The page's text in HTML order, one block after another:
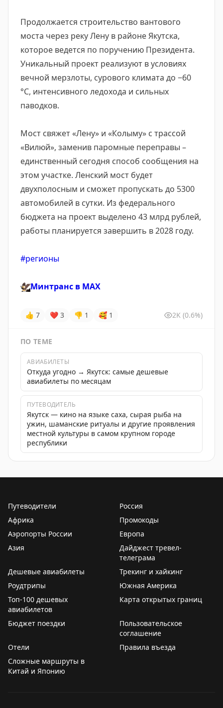
Продолжается строительство вантового
моста через реку Лену в районе Якутска,
которое ведется по поручению Президента.
Уникальный проект реализуют в условиях
вечной мерзлоты, сурового климата до −60
°C, интенсивного ледохода и сильных
паводков.
Мост свяжет «Лену» и «Колыму» с трассой
«Вилюй», заменив паромные переправы –
единственный сегодня способ сообщения на
этом участке. Ленский мост будет
двухполосным и сможет пропускать до 5300
автомобилей в сутки. Из федерального
бюджета на проект выделено 43 млрд рублей,
работы планируется завершить в 2028 году.
#регионы
🦅Минтранс в MAX
👍 7 ❤ 3 👎 1 🥰 1 2K (0.6%)
ПО ТЕМЕ
АВИАБИЛЕТЫ
Откуда угодно → Якутск: самые дешевые
авиабилеты по месяцам
ПУТЕВОДИТЕЛЬ
Якутск — кино на языке саха, сырая рыба на
ужин, шаманские ритуалы и другие проявления
местной культуры в самом крупном городе
республики
Путеводители
Россия
Африка
Промокоды
Аэропорты России
Европа
Азия
Дайджест тревел-
телеграма
Дешевые авиабилеты
Трекинг и хайкинг
Роудтрипы
Южная Америка
Топ-100 дешевых
авиабилетов
Карта открытых границ
Бюджет поездки
Пользовательское
соглашение
Отели
Правила въезда
Сложные маршруты в
Китай и Японию